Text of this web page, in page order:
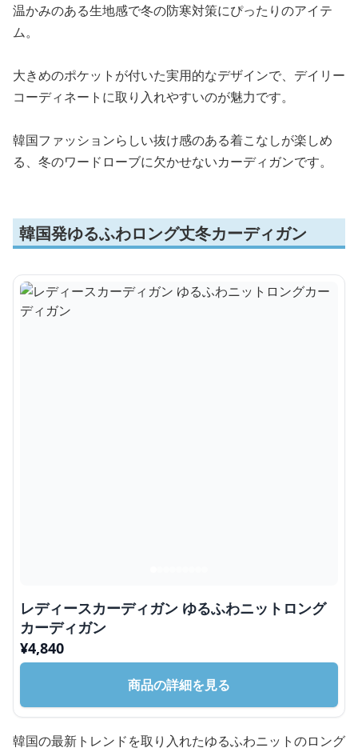
温かみのある生地感で冬の防寒対策にぴったりのアイテ
ム。
大きめのポケットが付いた実用的なデザインで、デイリー
コーディネートに取り入れやすいのが魅力です。
韓国ファッションらしい抜け感のある着こなしが楽しめ
る、冬のワードローブに欠かせないカーディガンです。
韓国発ゆるふわロング丈冬カーディガン
レディースカーディガン ゆるふわニットロング
カーディガン
¥4,840
商品の詳細を見る
韓国の最新トレンドを取り入れたゆるふわニットのロング